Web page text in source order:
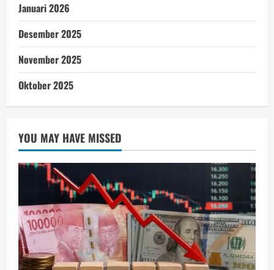
Januari 2026
Desember 2025
November 2025
Oktober 2025
YOU MAY HAVE MISSED